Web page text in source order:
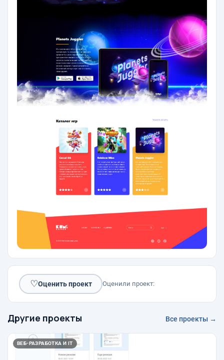
♡Оценить проект Оценили проект:
Другие проекты Все проекты →
ВЕБ-РАЗРАБОТКА И IT